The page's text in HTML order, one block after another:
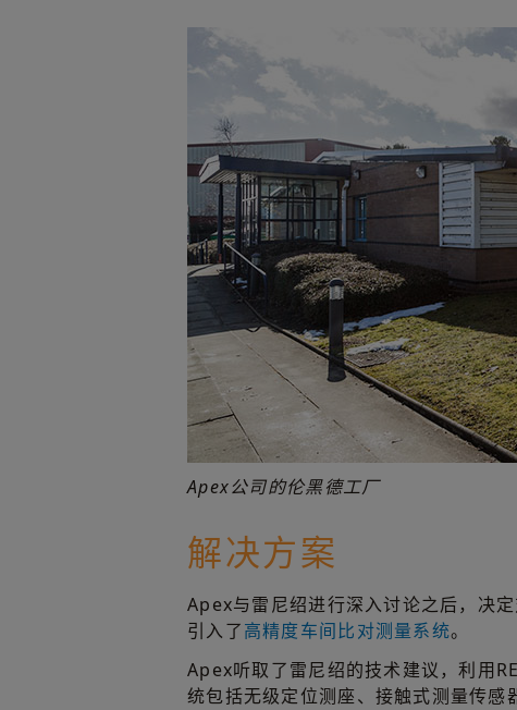
Apex公司的伦黑德工厂
解决方案
Apex与雷尼绍进行深入讨论之后，决
引入了高精度车间比对测量系统。
Apex听取了雷尼绍的技术建议，利用
统包括无级定位测座、接触式测量传感